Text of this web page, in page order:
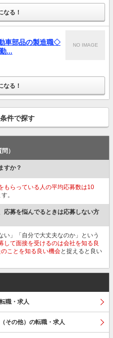
なる！
車部品の製造職◇
...
NO IMAGE
なる！
件で探す
）
すか？
もらっている人の平均応募数は10
。
応募を悩んでるときは応募しない方
い」「自分で大丈夫なのか」という
して面接を受けるのは会社を知る良
ことを知る良い機会と捉えると良い
職・求人
その他）の転職・求人